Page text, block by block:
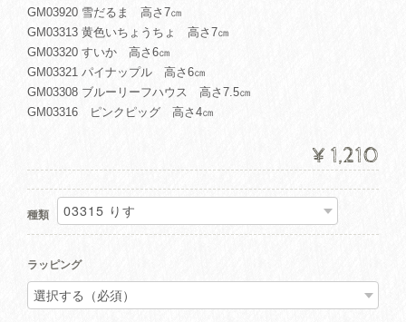
GM03920 雪だるま 高さ7㎝
GM03313 黄色いちょうちょ 高さ7㎝
GM03320 すいか 高さ6㎝
GM03321 パイナップル 高さ6㎝
GM03308 ブルーリーフハウス 高さ7.5㎝
GM03316 ピンクピッグ 高さ4㎝
¥1,210
種類
ラッピング